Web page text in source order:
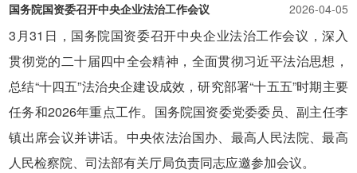
2026-04-05
国务院国资委召开中央企业法治工作会议
3月31日，国务院国资委召开中央企业法治工作会议，深入
贯彻党的二十届四中全会精神，全面贯彻习近平法治思想，
总结“十四五”法治央企建设成效，研究部署“十五五”时期主要
任务和2026年重点工作。国务院国资委党委委员、副主任李
镇出席会议并讲话。中央依法治国办、最高人民法院、最高
人民检察院、司法部有关厅局负责同志应邀参加会议。